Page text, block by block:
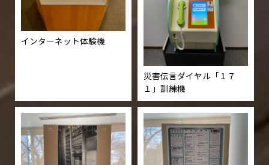
インターネット体験機
災害伝言ダイヤル「１７
１」訓練機